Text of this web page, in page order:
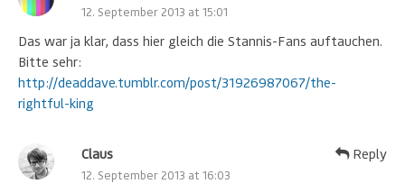
12. September 2013 at 15:01
Das war ja klar, dass hier gleich die Stannis-Fans auftauchen.
Bitte sehr:
http://deaddave.tumblr.com/post/31926987067/the-
rightful-king
Claus
12. September 2013 at 16:03
Reply